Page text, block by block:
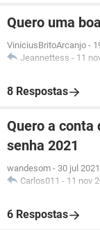
Quero uma
ViniciusBritoArcanjo -
Jeannettess - 11
8 Respostas
Quero a conta
senha 2021
wandesom - 30 jul
Carlos011 - 11 nov
6 Respostas